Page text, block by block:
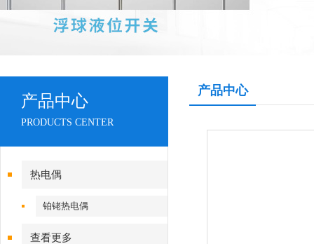
产品中心
PRODUCTS CENTER
热电偶
铂铑热电偶
查看更多
产品中心